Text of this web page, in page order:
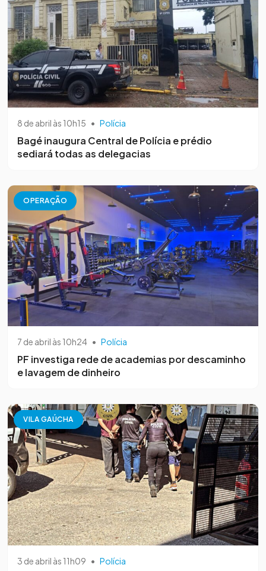
8 de abril às 10h15 • Polícia
Bagé inaugura Central de Polícia e prédio
sediará todas as delegacias
OPERAÇÃO
7 de abril às 10h24 • Polícia
PF investiga rede de academias por descaminho
e lavagem de dinheiro
VILA GAÚCHA
3 de abril às 11h09 • Polícia